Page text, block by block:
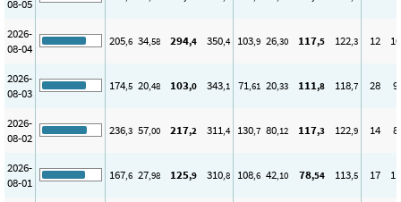
08-05
2026-
08-04
205,6 34,58 294,4 350,4 103,9 26,30 117,5 122,3 12 10
2026-
08-03
174,5 20,48 103,0 343,1 71,61 20,33 111,8 118,7 28 9
2026-
08-02
236,3 57,00 217,2 311,4 130,7 80,12 117,3 122,9 14 8
2026-
08-01
167,6 27,98 125,9 310,8 108,6 42,10 78,54 113,5 17 11